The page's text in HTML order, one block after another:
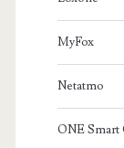
MyFox
Netatmo
ONE Smart